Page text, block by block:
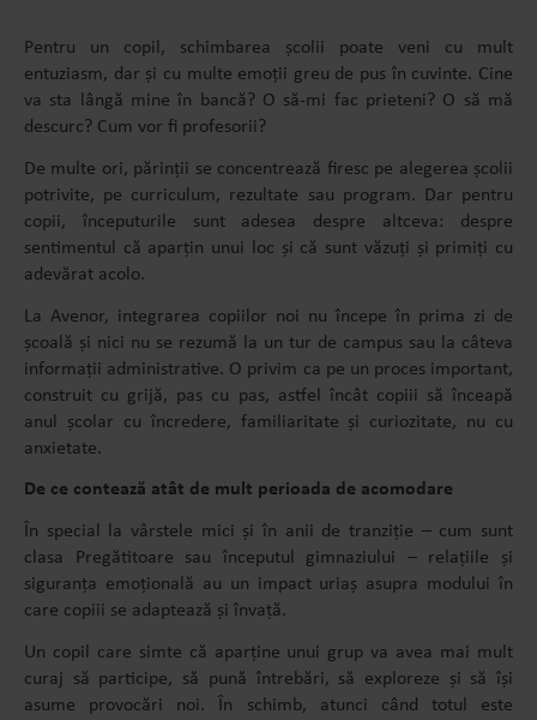
Pentru un copil, schimbarea școlii poate veni cu mult
entuziasm, dar și cu multe emoții greu de pus în cuvinte. Cine
va sta lângă mine în bancă? O să-mi fac prieteni? O să mă
descurc? Cum vor fi profesorii?
De multe ori, părinții se concentrează firesc pe alegerea școlii
potrivite, pe curriculum, rezultate sau program. Dar pentru
copii, începuturile sunt adesea despre altceva: despre
sentimentul că aparțin unui loc și că sunt văzuți și primiți cu
adevărat acolo.
La Avenor, integrarea copiilor noi nu începe în prima zi de
școală și nici nu se rezumă la un tur de campus sau la câteva
informații administrative. O privim ca pe un proces important,
construit cu grijă, pas cu pas, astfel încât copiii să înceapă
anul școlar cu încredere, familiaritate și curiozitate, nu cu
anxietate.
De ce contează atât de mult perioada de acomodare
În special la vârstele mici și în anii de tranziție – cum sunt
clasa Pregătitoare sau începutul gimnaziului – relațiile și
siguranța emoțională au un impact uriaș asupra modului în
care copiii se adaptează și învață.
Un copil care simte că aparține unui grup va avea mai mult
curaj să participe, să pună întrebări, să exploreze și să își
asume provocări noi. În schimb, atunci când totul este